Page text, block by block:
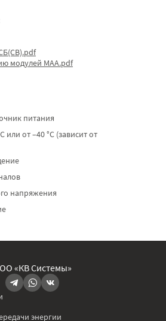
питания
или от –40 °C (зависит от
напряжения
модулей МАА.pdf
«КВ Системы»
энергии